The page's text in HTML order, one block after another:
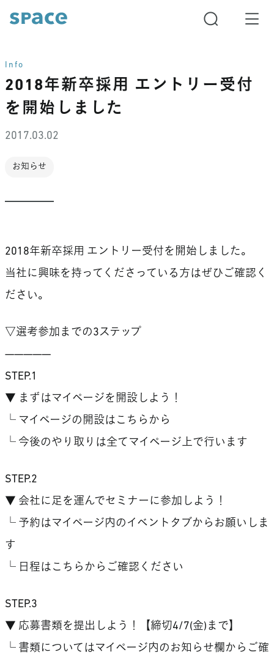
Info
2018年新卒採用 エントリー受付
を開始しました
2017.03.02
お知らせ
2018年新卒採用 エントリー受付を開始しました。
当社に興味を持ってくださっている方はぜひご確認く
ださい。
▽選考参加までの3ステップ
—————
STEP.1
▼ まずはマイページを開設しよう！
└ マイページの開設はこちらから
└ 今後のやり取りは全てマイページ上で行います
STEP.2
▼ 会社に足を運んでセミナーに参加しよう！
└ 予約はマイページ内のイベントタブからお願いしま
す
└ 日程はこちらからご確認ください
STEP.3
▼ 応募書類を提出しよう！【締切4/7(金)まで】
└ 書類についてはマイページ内のお知らせ欄からご確